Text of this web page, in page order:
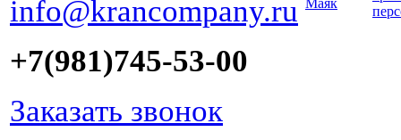
info@krancompany.ru
+7(981)745-53-00
Заказать звонок
Маяк